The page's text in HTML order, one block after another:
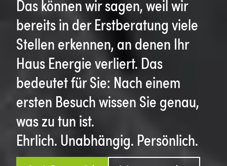
Das können wir sagen, weil wir
bereits in der Erstberatung viele
Stellen erkennen, an denen Ihr
Haus Energie verliert. Das
bedeutet für Sie: Nach einem
ersten Besuch wissen Sie genau,
was zu tun ist.
Ehrlich. Unabhängig. Persönlich.